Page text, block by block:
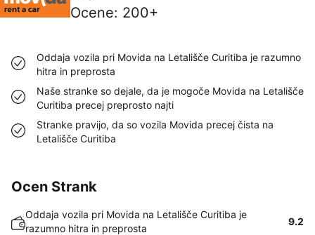
Ocene: 200+
Oddaja vozila pri Movida na Letališče Curitiba je razumno
hitra in preprosta
Naše stranke so dejale, da je mogoče Movida na Letališče
Curitiba precej preprosto najti
Stranke pravijo, da so vozila Movida precej čista na
Letališče Curitiba
Ocen Strank
Oddaja vozila pri Movida na Letališče Curitiba je
razumno hitra in preprosta
9.2